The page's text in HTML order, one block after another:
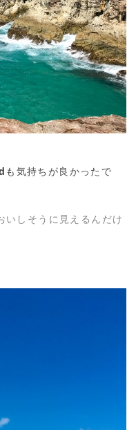
も気持ちが良かったで
いしそうに見えるんだけ